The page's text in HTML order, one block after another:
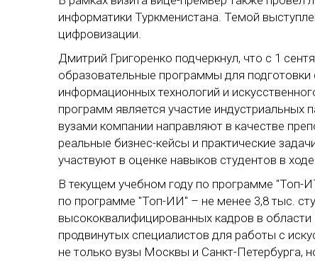
информатики Туркменистана. Темой
цифровизации.
Дмитрий Григоренко подчеркнул, что с 1
образовательные программы для
информационных технологий и
программ является участие индустриальных
вузами компании направляют в качестве
реальные бизнес-кейсы и практические
участвуют в оценке навыков студентов в
В текущем учебном году по программе "Топ-
по программе "Топ-ИИ" – не менее 3,8 тыс.
высококвалифицированных кадров в
продвинутых специалистов для работы с
не только вузы Москвы и Санкт-Петербурга,